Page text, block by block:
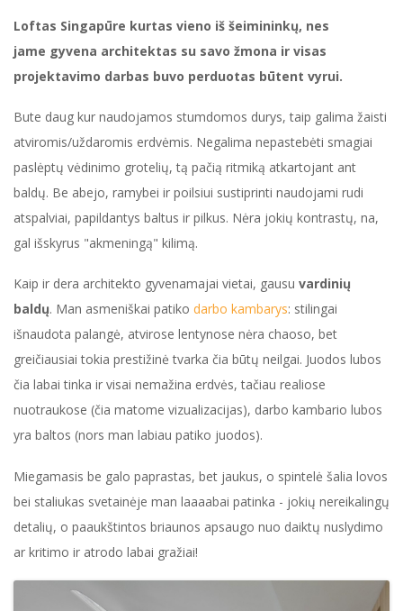
Loftas Singapūre kurtas vieno iš šeimininkų, nes
jame gyvena architektas su savo žmona ir visas
projektavimo darbas buvo perduotas būtent vyrui.
Bute daug kur naudojamos stumdomos durys, taip galima žaisti
atviromis/uždaromis erdvėmis. Negalima nepastebėti smagiai
paslėptų vėdinimo grotelių, tą pačią ritmiką atkartojant ant
baldų. Be abejo, ramybei ir poilsiui sustiprinti naudojami rudi
atspalviai, papildantys baltus ir pilkus. Nėra jokių kontrastų, na,
gal išskyrus "akmeningą" kilimą.
Kaip ir dera architekto gyvenamajai vietai, gausu vardinių
baldų. Man asmeniškai patiko darbo kambarys: stilingai
išnaudota palangė, atvirose lentynose nėra chaoso, bet
greičiausiai tokia prestižinė tvarka čia būtų neilgai. Juodos lubos
čia labai tinka ir visai nemažina erdvės, tačiau realiose
nuotraukose (čia matome vizualizacijas), darbo kambario lubos
yra baltos (nors man labiau patiko juodos).
Miegamasis be galo paprastas, bet jaukus, o spintelė šalia lovos
bei staliukas svetainėje man laaaabai patinka - jokių nereikalingų
detalių, o paaukštintos briaunos apsaugo nuo daiktų nuslydimo
ar kritimo ir atrodo labai gražiai!